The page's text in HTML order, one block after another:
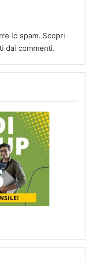
lo spam. Scopri
dai commenti.